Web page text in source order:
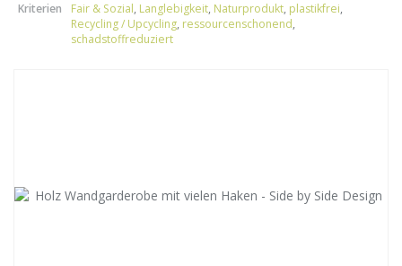
Kriterien
Fair & Sozial, Langlebigkeit, Naturprodukt, plastikfrei,
Recycling / Upcycling, ressourcenschonend,
schadstoffreduziert